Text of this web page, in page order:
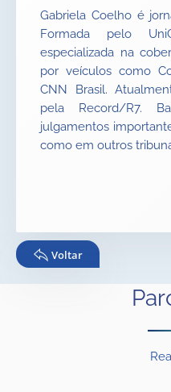
Gabriela Coelho é
Formada pelo
especializada na
por veículos como
CNN Brasil.
pela Record/R7.
julgamentos
como em outros
Voltar